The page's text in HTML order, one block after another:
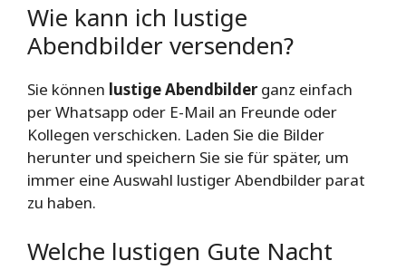
Wie kann ich lustige
Abendbilder versenden?
Sie können lustige Abendbilderganz einfach
per Whatsapp oder E-Mail an Freunde oder
Kollegen verschicken. Laden Sie die Bilder
herunter und speichern Sie sie für später, um
immer eine Auswahl lustiger Abendbilder parat
zu haben.
Welche lustigen Gute Nacht